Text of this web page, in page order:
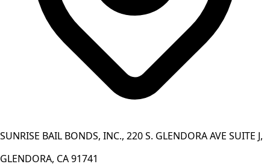
SUNRISE BAIL BONDS, INC., 220 S. GLENDORA AVE SUITE J,
GLENDORA, CA 91741